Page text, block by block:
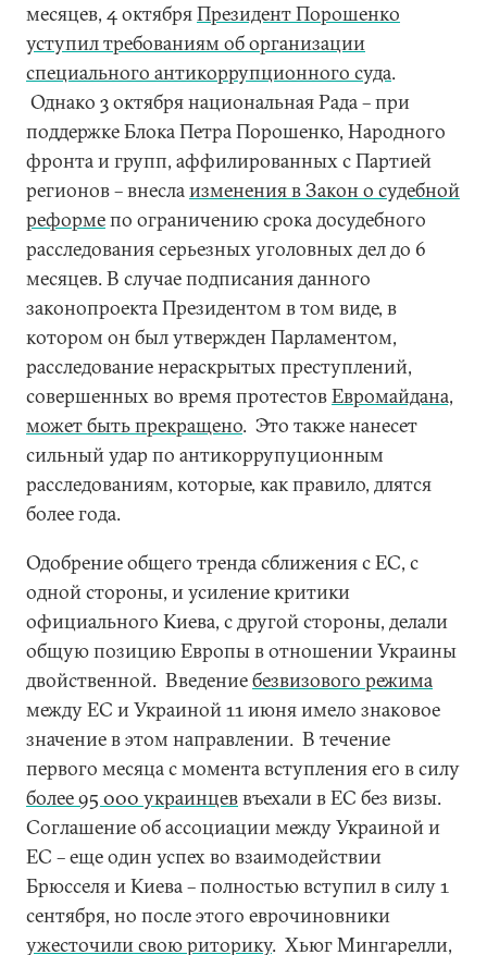
месяцев, 4 октябряПрезидент Порошенко
уступил требованиям об организации
специального антикоррупционного суда.
Однако 3 октября национальная Рада – при
поддержке Блока Петра Порошенко, Народного
фронта и групп, аффилированных с Партией
регионов – внеслаизменения в Закон о судебной
реформепо ограничению срока досудебного
расследования серьезных уголовных дел до 6
месяцев. В случае подписания данного
законопроекта Президентом в том виде, в
котором он был утвержден Парламентом,
расследование нераскрытых преступлений,
совершенных во время протестовЕвромайдана,
может быть прекращено. Это также нанесет
сильный удар по антикоррупуционным
расследованиям, которые, как правило, длятся
более года.
Одобрение общего тренда сближения с ЕС, с
одной стороны, и усиление критики
официального Киева, с другой стороны, делали
общую позицию Европы в отношении Украины
двойственной. Введениебезвизового режима
между ЕС и Украиной 11 июня имело знаковое
значение в этом направлении. В течение
первого месяца с момента вступления его в силу
более 95 000 украинцеввъехали в ЕС без визы.
Соглашение об ассоциации между Украиной и
ЕС – еще один успех во взаимодействии
Брюсселя и Киева – полностью вступил в силу 1
сентября, но после этого еврочиновники
ужесточили свою риторику. Хьюг Мингарелли,